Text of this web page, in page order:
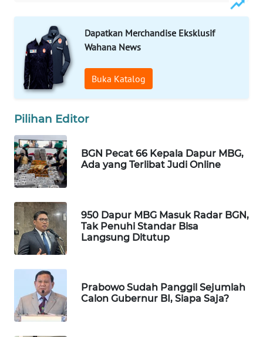
Dapatkan Merchandise Eksklusif
Wahana News
Buka Katalog
Pilihan Editor
BGN Pecat 66 Kepala Dapur MBG,
Ada yang Terlibat Judi Online
950 Dapur MBG Masuk Radar BGN,
Tak Penuhi Standar Bisa
Langsung Ditutup
Prabowo Sudah Panggil Sejumlah
Calon Gubernur BI, Siapa Saja?
WAHANA
SPORT
WAHANA
UMKM
WAHANA
SELEB
WAHANA
PERSONA
WAHANA
OTOMOTIF
WAHANA
HEALTH
WAHANA
DESA
WISATA